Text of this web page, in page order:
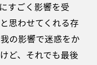
すごく影響を受
思わせてくれる存
の影響で迷惑をか
ど、それでも最後